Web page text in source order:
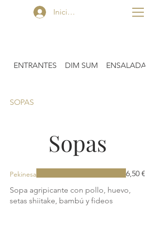
Iniciar sesión
ENTRANTES DIM SUM ENSALADAS
SOPAS
Sopas
Pekinesa
Sopa agripicante con pollo, huevo,
setas shiitake, bambú y fideos
6,50 €